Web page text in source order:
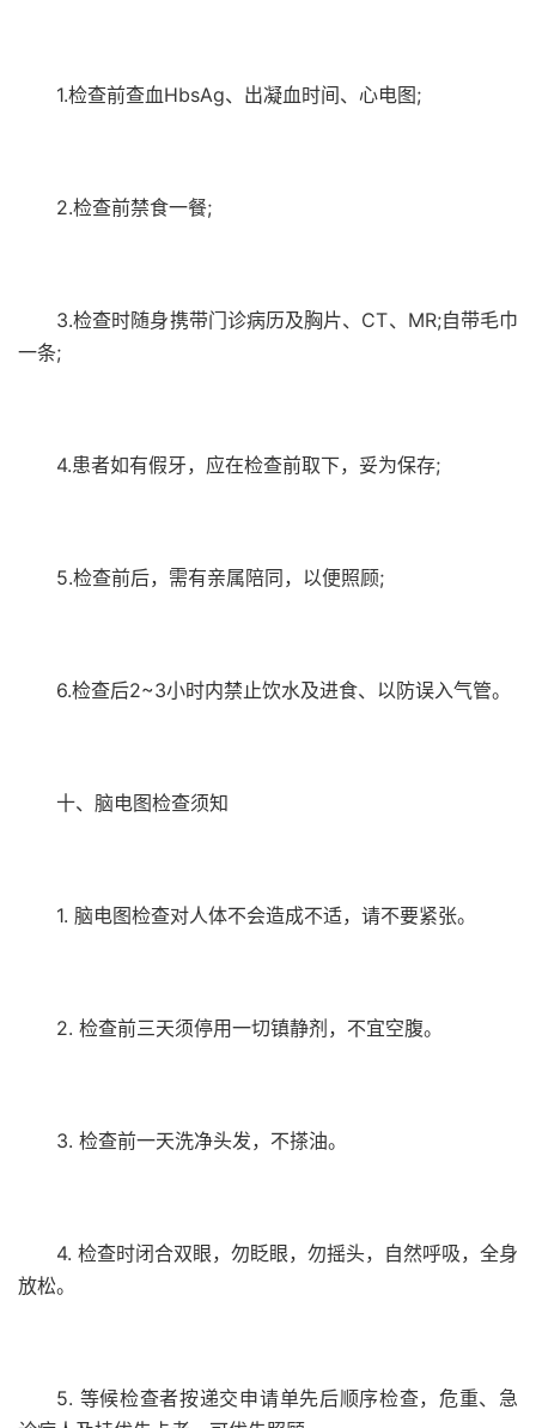
1.检查前查血HbsAg、出凝血时间、心电图;
2.检查前禁食一餐;
3.检查时随身携带门诊病历及胸片、CT、MR;自带毛巾
一条;
4.患者如有假牙，应在检查前取下，妥为保存;
5.检查前后，需有亲属陪同，以便照顾;
6.检查后2~3小时内禁止饮水及进食、以防误入气管。
十、脑电图检查须知
1. 脑电图检查对人体不会造成不适，请不要紧张。
2. 检查前三天须停用一切镇静剂，不宜空腹。
3. 检查前一天洗净头发，不搽油。
4. 检查时闭合双眼，勿眨眼，勿摇头，自然呼吸，全身
放松。
5. 等候检查者按递交申请单先后顺序检查，危重、急